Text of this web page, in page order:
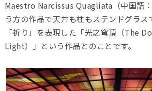
Maestro Narcissus Quagliata（中国語
う方の作品で天井も柱もステンドグラス
「祈り」を表現した「光之穹頂（The
Light）」という作品とのことです。